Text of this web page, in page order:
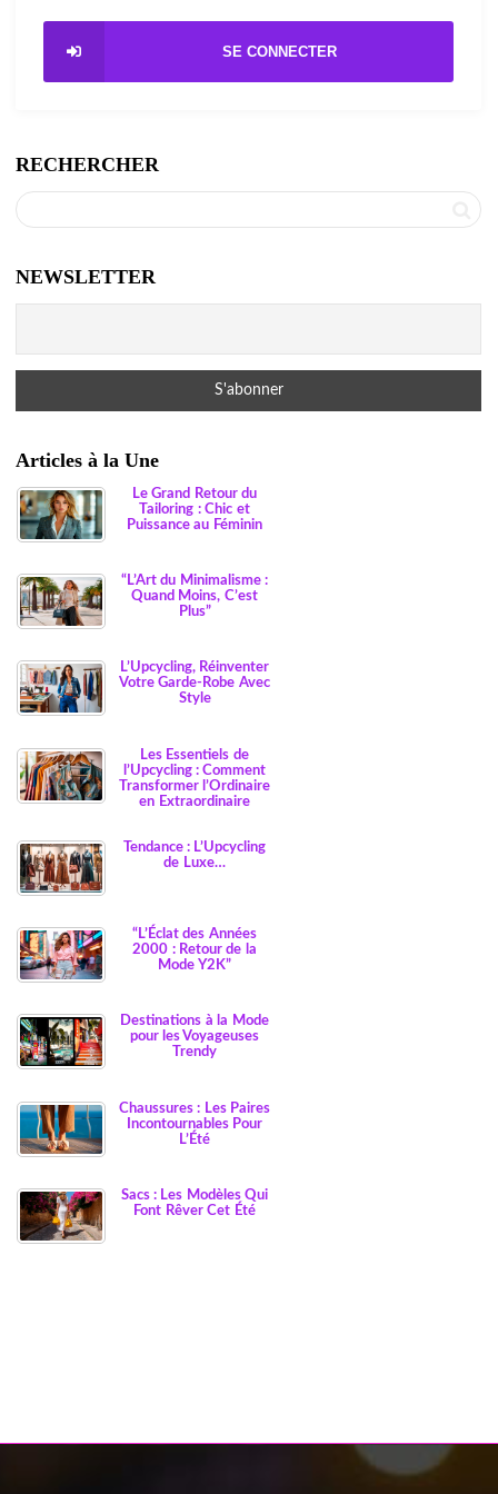
SE CONNECTER
RECHERCHER
NEWSLETTER
Articles à la Une
Le Grand Retour du
Tailoring : Chic et
Puissance au Féminin
“L’Art du Minimalisme :
Quand Moins, C’est
Plus”
L’Upcycling, Réinventer
Votre Garde-Robe Avec
Style
Les Essentiels de
l’Upcycling : Comment
Transformer l’Ordinaire
en Extraordinaire
Tendance : L’Upcycling
de Luxe…
“L’Éclat des Années
2000 : Retour de la
Mode Y2K”
Destinations à la Mode
pour les Voyageuses
Trendy
Chaussures : Les Paires
Incontournables Pour
L’Été
Sacs : Les Modèles Qui
Font Rêver Cet Été